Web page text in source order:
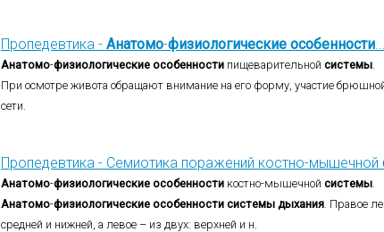
Пропедевтика - Анатомо-физиологические особенности...
Анатомо-физиологические особенности пищеварительной системы.
При осмотре живота обращают внимание на его форму, участие
сети.
Пропедевтика - Семиотика поражений костно-мышечной
Анатомо-физиологические особенности костно-мышечной системы.
Анатомо-физиологические особенности системы дыхания. Правое
средней и нижней, а левое – из двух: верхней и н.